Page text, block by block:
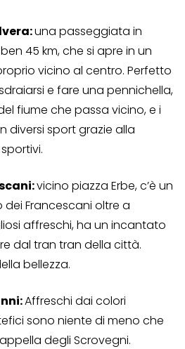
una passeggiata in
45 km, che si apre in un
vicino al centro. Perfetto
e fare una pennichella,
fiume che passa vicino, e i
diversi sport grazie alla
vicino piazza Erbe, c’è un
Francescani oltre a
affreschi, ha un incantato
dal tran tran della città.
bellezza.
Affreschi dai colori
sono niente di meno che
degli Scrovegni.